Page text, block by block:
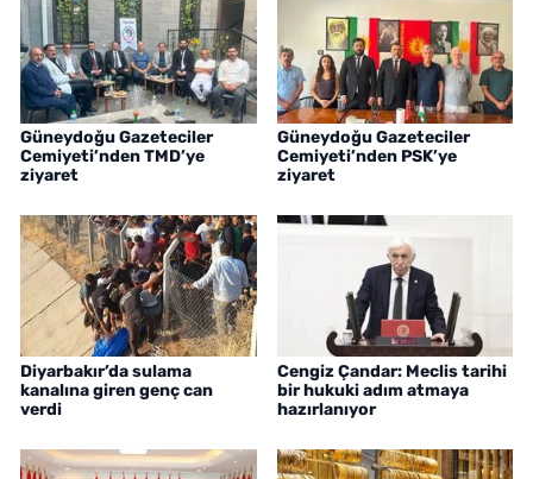
Güneydoğu Gazeteciler
Cemiyeti’nden TMD’ye
ziyaret
Güneydoğu Gazeteciler
Cemiyeti’nden PSK’ye
ziyaret
Diyarbakır’da sulama
kanalına giren genç can
verdi
Cengiz Çandar: Meclis tarihi
bir hukuki adım atmaya
hazırlanıyor